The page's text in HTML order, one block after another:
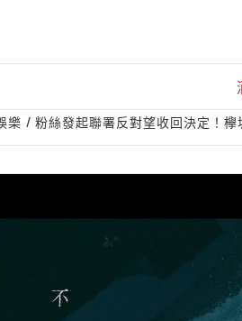
樂 粉絲發起聯署反對望收回決定！